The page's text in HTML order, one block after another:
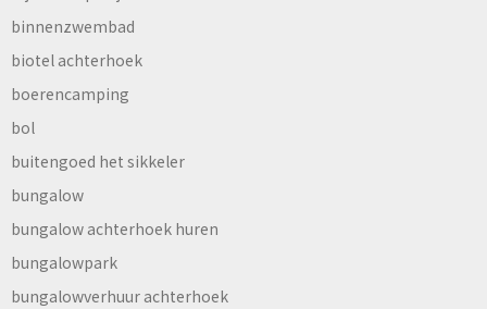
binnenzwembad
biotel achterhoek
boerencamping
bol
buitengoed het sikkeler
bungalow
bungalow achterhoek huren
bungalowpark
bungalowverhuur achterhoek